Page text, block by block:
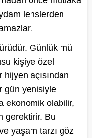
lenslerden
Günlük mü
kişiye özel
hijyen açısından
gün yenisiyle
ekonomik olabilir,
gerektirir. Bu
yaşam tarzı göz